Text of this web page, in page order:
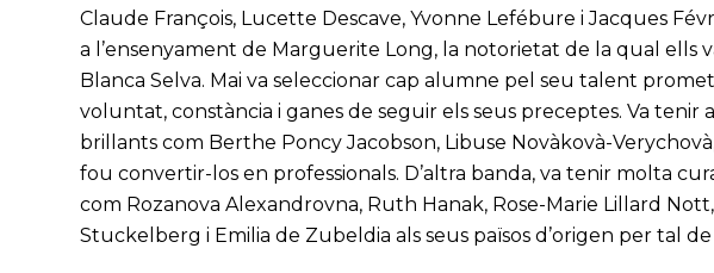
Claude François, Lucette Descave, Yvonne Lefébure i Jacques
a l’ensenyament de Marguerite Long, la notorietat de la qual ells
Blanca Selva. Mai va seleccionar cap alumne pel seu talent
voluntat, constància i ganes de seguir els seus preceptes. Va tenir
brillants com Berthe Poncy Jacobson, Libuse Novàkovà-
fou convertir-los en professionals. D’altra banda, va tenir molta
com Rozanova Alexandrovna, Ruth Hanak, Rose-Marie Lillard
Stuckelberg i Emilia de Zubeldia als seus països d’origen per tal